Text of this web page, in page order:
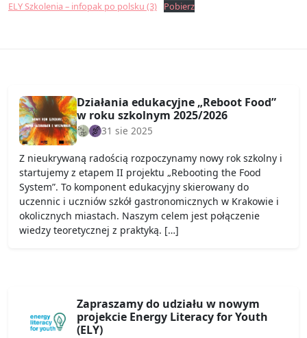
ELY Szkolenia – infopak po polsku (3) Pobierz
Działania edukacyjne „Reboot Food”
w roku szkolnym 2025/2026
31 sie 2025
Z nieukrywaną radością rozpoczynamy nowy rok szkolny i
startujemy z etapem II projektu „Rebooting the Food
System”. To komponent edukacyjny skierowany do
uczennic i uczniów szkół gastronomicznych w Krakowie i
okolicznych miastach. Naszym celem jest połączenie
wiedzy teoretycznej z praktyką. […]
Zapraszamy do udziału w nowym
projekcie Energy Literacy for Youth
(ELY)